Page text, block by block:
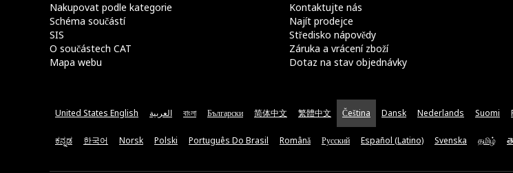
Nakupovat podle kategorie
Schéma součástí
SIS
O součástech CAT
Mapa webu
Kontaktujte nás
Najít prodejce
Středisko nápovědy
Záruka a vrácení zboží
Dotaz na stav objednávky
United States English العربية বাংলা Български 简体中文 繁體中文 Čeština Dansk Nederlands Suomi
ಕನ್ನಡ 한국어 Norsk Polski Português Do Brasil Română Русский Español (Latino) Svenska தமிழ்